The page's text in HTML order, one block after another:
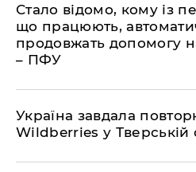
Стало відомо, кому із
що працюють,
продовжать допомогу
– ПФУ
Україна завдала
Wildberries у Тверській